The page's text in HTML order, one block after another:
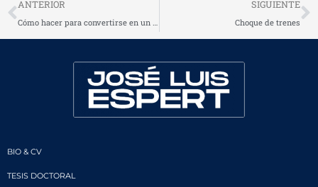
ANTERIOR SIGUIENTE
Choque de trenes
BIO & CV
TESIS DOCTORAL